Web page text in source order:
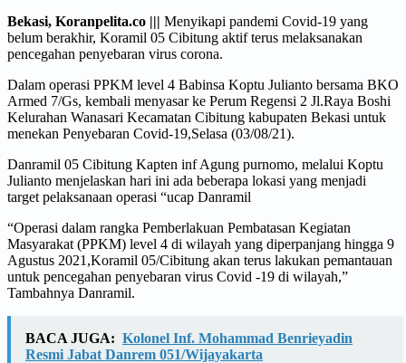
Bekasi, Koranpelita.co ||| Menyikapi pandemi Covid-19 yang
belum berakhir, Koramil 05 Cibitung aktif terus melaksanakan
pencegahan penyebaran virus corona.
Dalam operasi PPKM level 4 Babinsa Koptu Julianto bersama BKO
Armed 7/Gs, kembali menyasar ke Perum Regensi 2 Jl.Raya Boshi
Kelurahan Wanasari Kecamatan Cibitung kabupaten Bekasi untuk
menekan Penyebaran Covid-19,Selasa (03/08/21).
Danramil 05 Cibitung Kapten inf Agung purnomo, melalui Koptu
Julianto menjelaskan hari ini ada beberapa lokasi yang menjadi
target pelaksanaan operasi “ucap Danramil
“Operasi dalam rangka Pemberlakuan Pembatasan Kegiatan
Masyarakat (PPKM) level 4 di wilayah yang diperpanjang hingga 9
Agustus 2021,Koramil 05/Cibitung akan terus lakukan pemantauan
untuk pencegahan penyebaran virus Covid -19 di wilayah,”
Tambahnya Danramil.
BACA JUGA: Kolonel Inf. Mohammad Benrieyadin
Resmi Jabat Danrem 051/Wijayakarta